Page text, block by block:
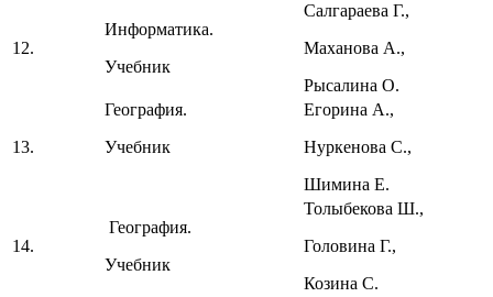
12.
Информатика.
Учебник
Салгараева Г.,
Маханова А.,
Рысалина О.
13.
География.
Учебник
Егорина А.,
Нуркенова С.,
Шимина Е.
14.
География.
Учебник
Толыбекова Ш.,
Головина Г.,
Козина С.